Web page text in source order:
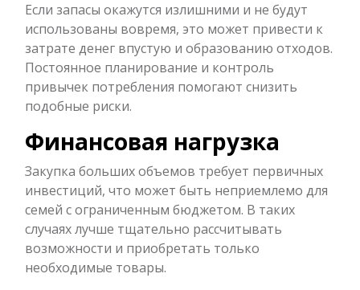
Если запасы окажутся излишними и не будут
использованы вовремя, это может привести к
затрате денег впустую и образованию отходов.
Постоянное планирование и контроль
привычек потребления помогают снизить
подобные риски.
Финансовая нагрузка
Закупка больших объемов требует первичных
инвестиций, что может быть неприемлемо для
семей с ограниченным бюджетом. В таких
случаях лучше тщательно рассчитывать
возможности и приобретать только
необходимые товары.